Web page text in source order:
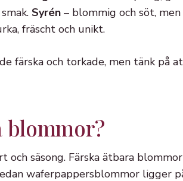
Syrén – blommig och söt,
fräscht och unikt.
färska och torkade, men tänk på
blommor?
och säsong. Färska ätbara
waferpappersblommor ligger